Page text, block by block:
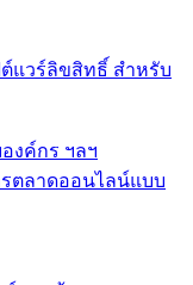
งค์กร ฯลฯ